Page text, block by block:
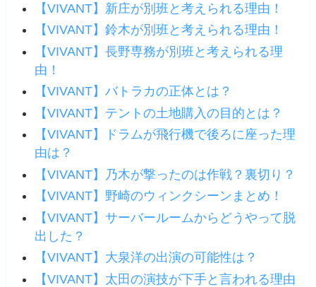
【VIVANT】新庄が別班と考えられる理由！
【VIVANT】鈴木が別班と考えられる理由！
【VIVANT】長野専務が別班と考えられる理
由！
【VIVANT】バトラカの正体とは？
【VIVANT】テントの土地購入の目的とは？
【VIVANT】ドラムが飛行機で後ろに座った理
由は？
【VIVANT】乃木が撃ったのは作戦？裏切り？
【VIVANT】野崎のウィンクシーンまとめ！
【VIVANT】サーバールームからどうやって脱
出した？
【VIVANT】大泉洋の出演の可能性は？
【VIVANT】太田の演技が下手と言われる理由